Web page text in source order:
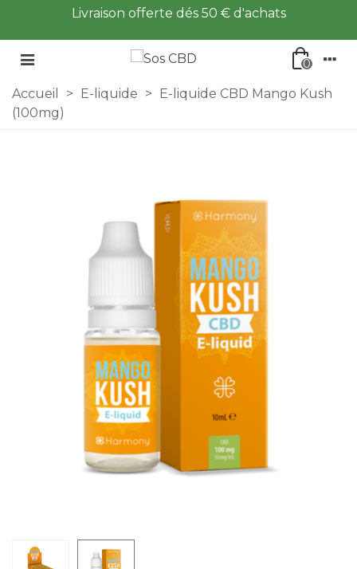
Livraison offerte dés 50 € d'achats
0
Accueil > E-liquide > E-liquide CBD Mango Kush
(100mg)